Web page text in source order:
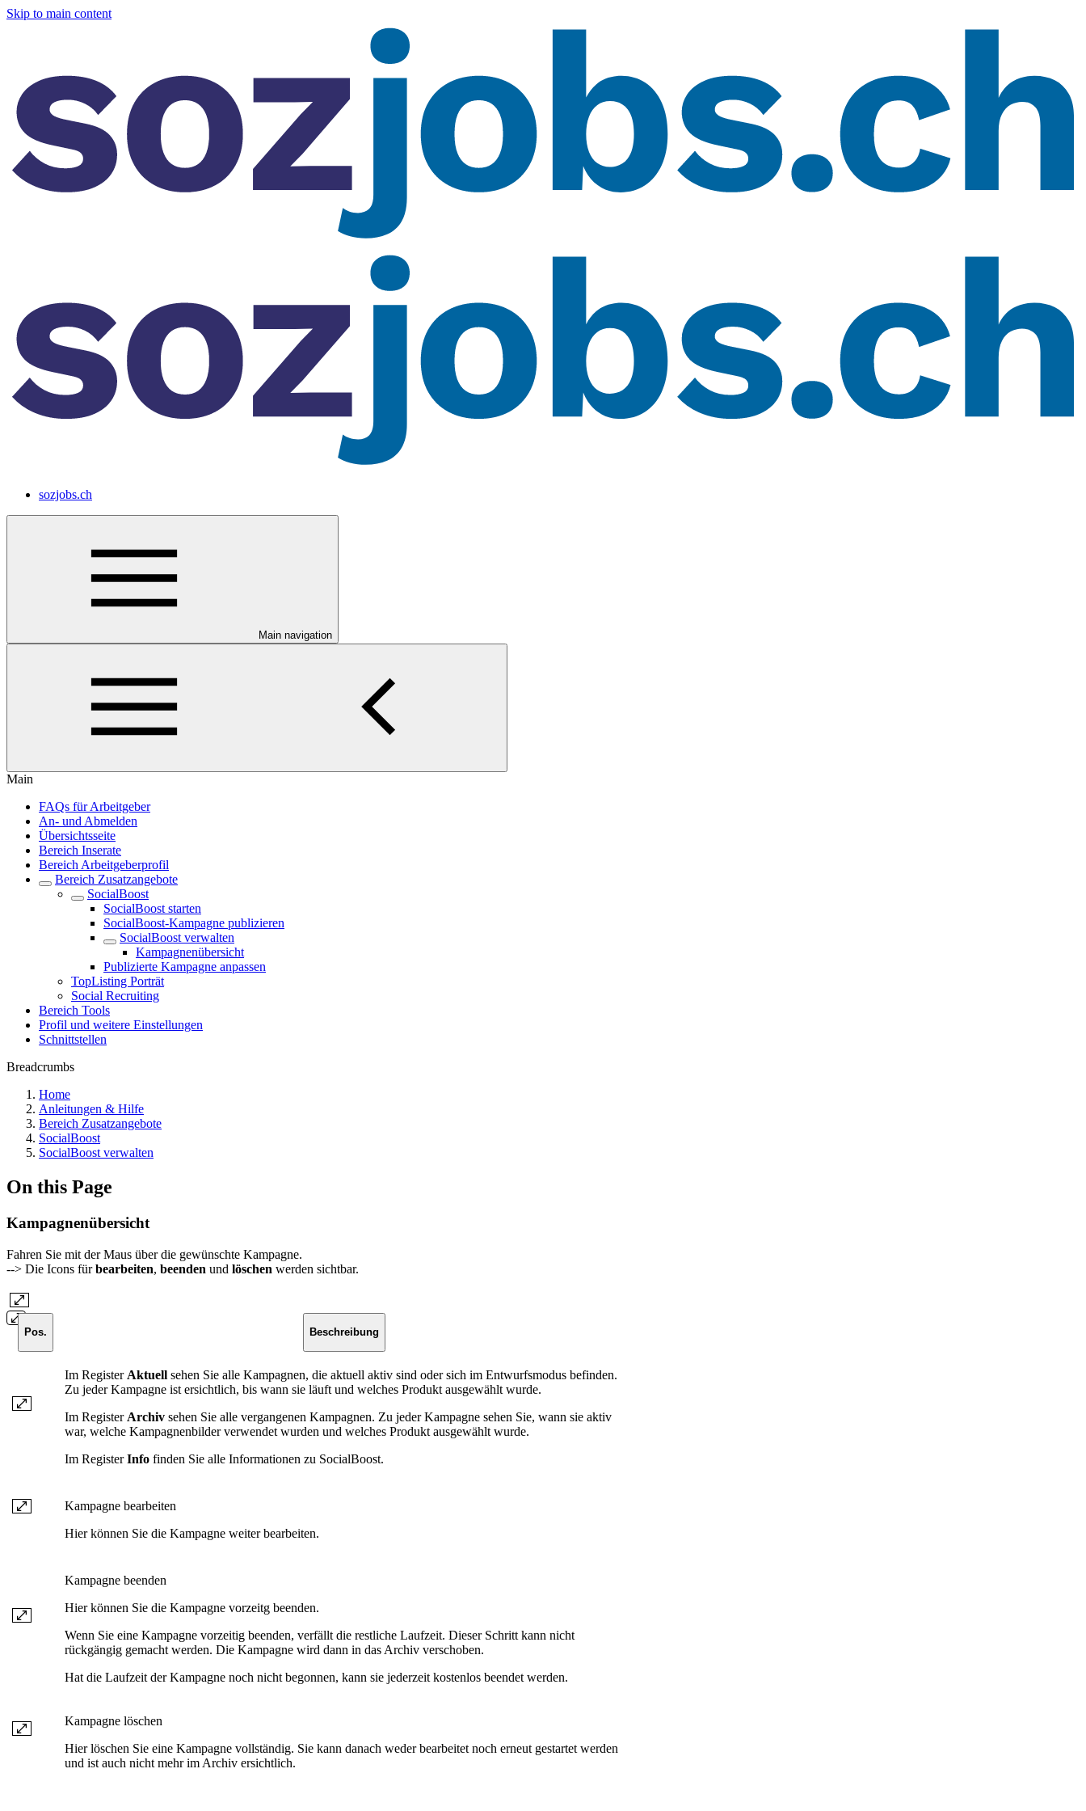
Skip to main content
sozjobs.ch
Main navigation
Main
FAQs für Arbeitgeber
An- und Abmelden
Übersichtsseite
Bereich Inserate
Bereich Arbeitgeberprofil
Bereich Zusatzangebote
SocialBoost
SocialBoost starten
SocialBoost-Kampagne publizieren
SocialBoost verwalten
Kampagnenübersicht
Publizierte Kampagne anpassen
TopListing Porträt
Social Recruiting
Bereich Tools
Profil und weitere Einstellungen
Schnittstellen
Breadcrumbs
Home
Anleitungen & Hilfe
Bereich Zusatzangebote
SocialBoost
SocialBoost verwalten
On this Page
Kampagnenübersicht
Fahren Sie mit der Maus über die gewünschte Kampagne.
--> Die Icons fürbearbeiten, beenden und löschen werden sichtbar.
Pos. Beschreibung
Im Register Aktuell sehen Sie alle Kampagnen, die aktuell aktiv sind oder sich im Entwurfsmodus befinden.
Zu jeder Kampagne ist ersichtlich, bis wann sie läuft und welches Produkt ausgewählt wurde.
Im Register Archiv sehen Sie alle vergangenen Kampagnen. Zu jeder Kampagne sehen Sie, wann sie aktiv
war, welche Kampagnenbilder verwendet wurden und welches Produkt ausgewählt wurde.
Im RegisterInfo finden Sie alle Informationen zu SocialBoost.
Kampagne bearbeiten
Hier können Sie die Kampagne weiter bearbeiten.
Kampagne beenden
Hier können Sie die Kampagne vorzeitg beenden.
Wenn Sie eine Kampagne vorzeitig beenden, verfällt die restliche Laufzeit. Dieser Schritt kann nicht
rückgängig gemacht werden. Die Kampagne wird dann in das Archiv verschoben.
Hat die Laufzeit der Kampagne noch nicht begonnen, kann sie jederzeit kostenlos beendet werden.
Kampagne löschen
Hier löschen Sie eine Kampagne vollständig. Sie kann danach weder bearbeitet noch erneut gestartet werden
und ist auch nicht mehr im Archiv ersichtlich.